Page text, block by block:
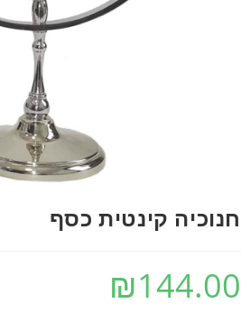
קינטית כסף
₪